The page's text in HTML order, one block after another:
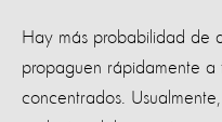
Hay más probabilidad de
propaguen rápidamente a
concentrados.